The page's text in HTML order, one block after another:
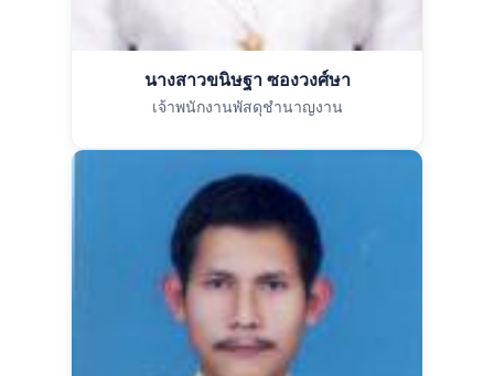
นางสาวขนิษฐา ซองวงศ์ษา
เจ้าพนักงานพัสดุชำนาญงาน